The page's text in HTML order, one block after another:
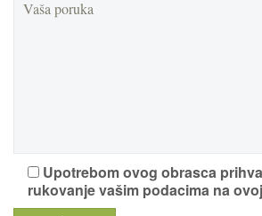
Upotrebom ovog obrasca
rukovanje vašim podacima na